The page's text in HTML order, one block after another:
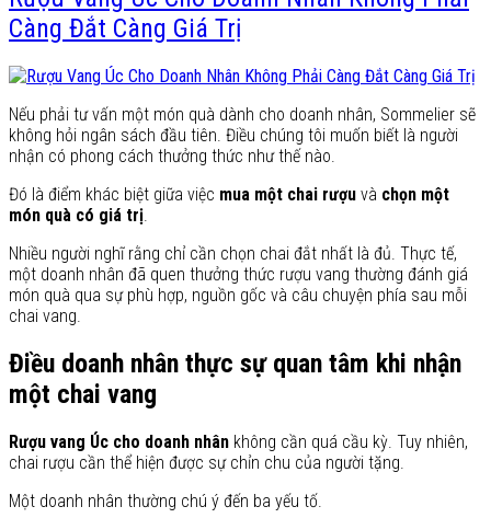
Càng Đắt Càng Giá Trị
Nếu phải tư vấn một món quà dành cho doanh nhân, Sommelier sẽ
không hỏi ngân sách đầu tiên. Điều chúng tôi muốn biết là người
nhận có phong cách thưởng thức như thế nào.
Đó là điểm khác biệt giữa việc mua một chai rượu và chọn một
món quà có giá trị.
Nhiều người nghĩ rằng chỉ cần chọn chai đắt nhất là đủ. Thực tế,
một doanh nhân đã quen thưởng thức rượu vang thường đánh giá
món quà qua sự phù hợp, nguồn gốc và câu chuyện phía sau mỗi
chai vang.
Điều doanh nhân thực sự quan tâm khi nhận
một chai vang
Rượu vang Úc cho doanh nhân không cần quá cầu kỳ. Tuy nhiên,
chai rượu cần thể hiện được sự chỉn chu của người tặng.
Một doanh nhân thường chú ý đến ba yếu tố.